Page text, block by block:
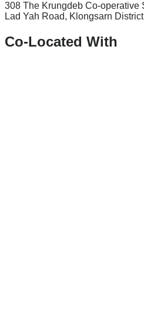
308 The Krungdeb Co-operative
Lad Yah Road, Klongsarn
Co-Located With